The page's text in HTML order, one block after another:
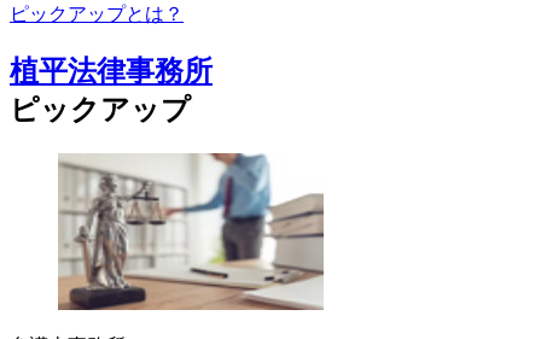
ピックアップとは？
植平法律事務所
ピックアップ